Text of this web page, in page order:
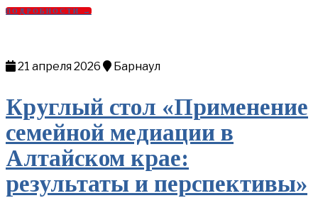
ПОДРОБНОСТИ →
21 апреля 2026 Барнаул
Круглый стол «Применение
семейной медиации в
Алтайском крае:
результаты и перспективы»